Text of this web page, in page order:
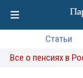
Статьи
Все о пенсиях в